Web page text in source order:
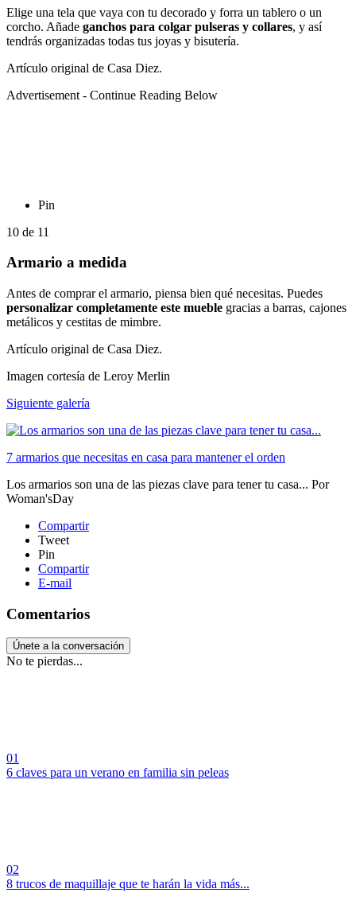
Elige una tela que vaya con tu decorado y forra un tablero o un
corcho. Añade ganchos para colgar pulseras y collares, y así
tendrás organizadas todas tus joyas y bisutería.
Artículo original de Casa Diez.
Advertisement - Continue Reading Below
Pin
10 de 11
Armario a medida
Antes de comprar el armario, piensa bien qué necesitas. Puedes
personalizar completamente este mueble gracias a barras, cajones
metálicos y cestitas de mimbre.
Artículo original de Casa Diez.
Imagen cortesía de Leroy Merlin
Siguiente galería
7 armarios que necesitas en casa para mantener el orden
Los armarios son una de las piezas clave para tener tu casa... Por
Woman'sDay
Compartir
Tweet
Pin
Compartir
E-mail
Comentarios
Únete a la conversación
No te pierdas...
01
6 claves para un verano en familia sin peleas
02
8 trucos de maquillaje que te harán la vida más...